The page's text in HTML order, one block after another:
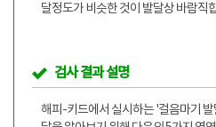
달정도가 비슷한 것이 발달상 바람직
검사 결과 설명
해피-키드에서 실시하는 '걸음마기